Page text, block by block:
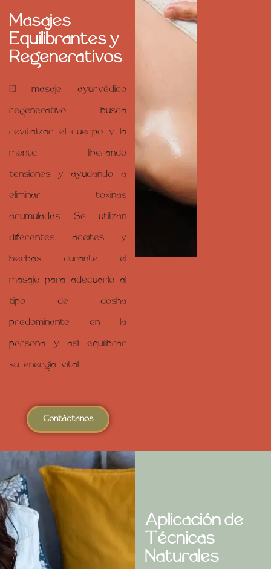
Masajes
Equilibrantes y
Regenerativos
El masaje ayurvédico
regenerativo busca
revitalizar el cuerpo y la
mente, liberando
tensiones y ayudando a
eliminar toxinas
acumuladas. Se utilizan
diferentes aceites y
hierbas durante el
masaje para adecuarlo al
tipo de dosha
predominante en la
persona y así equilibrar
su energía vital.
Contáctanos
Aplicación de
Técnicas
Naturales